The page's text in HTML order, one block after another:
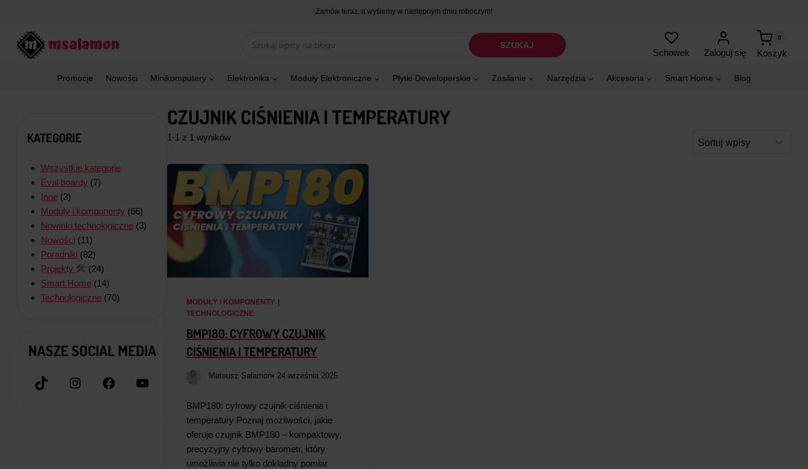
Zamów teraz, a wyślemy w następnym dniu roboczym!
produktów
SZUKAJ
Schowek Zaloguj się Koszyk
0
Promocje Nowości Minikomputery Elektronika Moduły Elektroniczne Płytki Deweloperskie Zasilanie Narzędzia Akcesoria Smart Home Blog
KATEGORIE
Wszystkie kategorie
Eval boardy (7)
Inne(3)
Moduły i komponenty (66)
Nowinki technologiczne(3)
Nowości (11)
Poradniki (82)
Projekty
(24)
Smart Home(14)
Technologiczne(70)
NASZE SOCIAL MEDIA
TikTokInstagramFacebookYouTube
CZUJNIK CIŚNIENIA I TEMPERATURY
1-1 z 1 wyników
MODUŁY I KOMPONENTY |
TECHNOLOGICZNE
BMP180: CYFROWY CZUJNIK
CIŚNIENIA I TEMPERATURY
Mateusz Salamon• 24 września 2025
BMP180: cyfrowy czujnik ciśnienia i
temperatury Poznaj możliwości, jakie
oferuje czujnik BMP180 – kompaktowy,
precyzyjny cyfrowy barometr, który
umożliwia nie tylko dokładny pomiar